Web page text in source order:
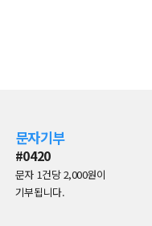
문자기부
#0420
문자 1건당 2,000원이
기부됩니다.